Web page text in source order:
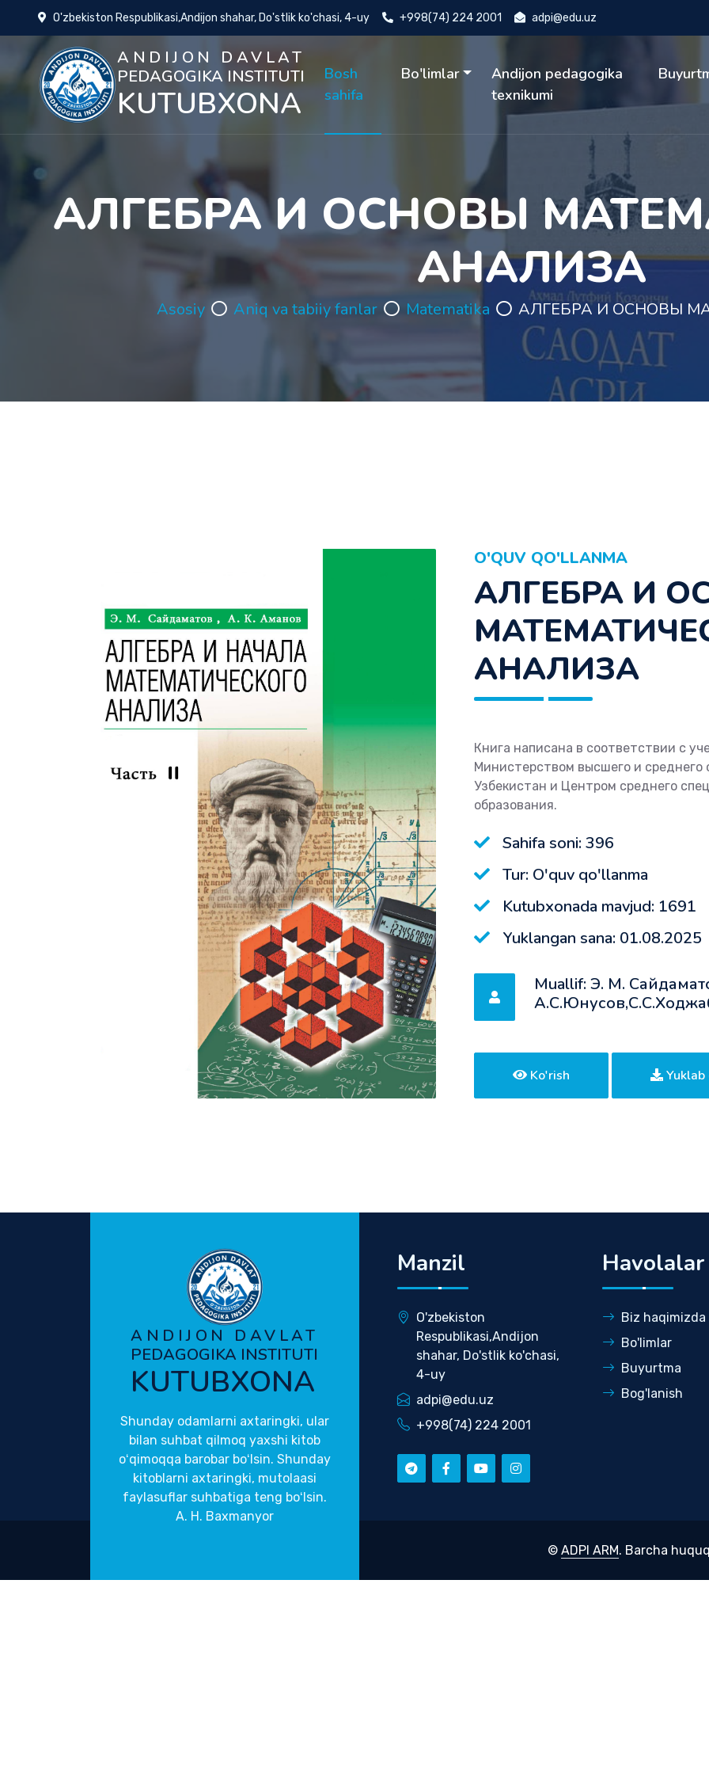
O'zbekiston Respublikasi,Andijon shahar, Do'stlik ko'chasi, 4-uy +998(74) 224 2001 adpi@edu.uz
ANDIJON DAVLAT
PEDAGOGIKA INSTITUTI
KUTUBXONA
Bosh
sahifa
Bo'limlar
Andijon pedagogika
texnikumi
АЛГЕБРА И ОСНОВЫ
АНАЛИЗА
Asosiy Aniq va tabiiy fanlar Matematika АЛГЕБРА И ОСНОВЫ
O'QUV QO'LLANMA
АЛГЕБРА И
АНАЛИЗА
Книга написана в соответствии с
Министерством высшего и среднего
Узбекистан и Цен­тром среднего
образования.
Sahifa soni: 396
Tur: O'quv qo'llanma
Kutubxonada mavjud: 1691
Yuklangan sana: 01.08.2025
Muallif: Э. М.
Ko'rish Yuklab
ANDIJON DAVLAT
PEDAGOGIKA INSTITUTI
KUTUBXONA
Shunday odamlarni axtaringki, ular
bilan suhbat qilmoq yaxshi kitob
oʻqimoqqa barobar boʻlsin. Shunday
kitoblarni axtaringki, mutolaasi
faylasuflar suhbatiga teng boʻlsin.
A. H. Baxmanyor
Manzil
O'zbekiston
Respublikasi,Andijon
shahar, Do'stlik ko'chasi,
4-uy
adpi@edu.uz
+998(74) 224 2001
Havolalar
Biz haqimizda
Bo'limlar
Buyurtma
Bog'lanish
© ADPI ARM. Barcha